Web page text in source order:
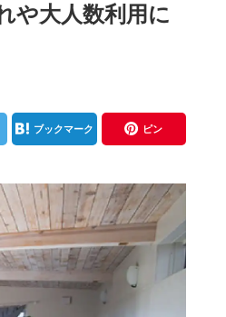
や大人数利用に
ブックマーク ピン